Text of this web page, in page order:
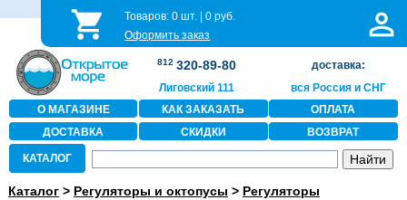
Товаров:0 шт. |0 руб.
Оформить заказ
812 320-89-80
Лиговский 111
доставка:
вся Россия и СНГ
О МАГАЗИНЕ
КАК ЗАКАЗАТЬ
ОПЛАТА
ДОСТАВКА
СКИДКИ ВОЗВРАТ
КАТАЛОГ
Каталог> Регуляторы и октопусы > Регуляторы